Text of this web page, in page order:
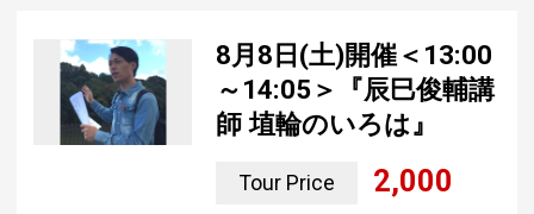
8月8日(土)開催＜13:00
～14:05＞『辰巳俊輔講
師 埴輪のいろは』
Tour Price
2,000